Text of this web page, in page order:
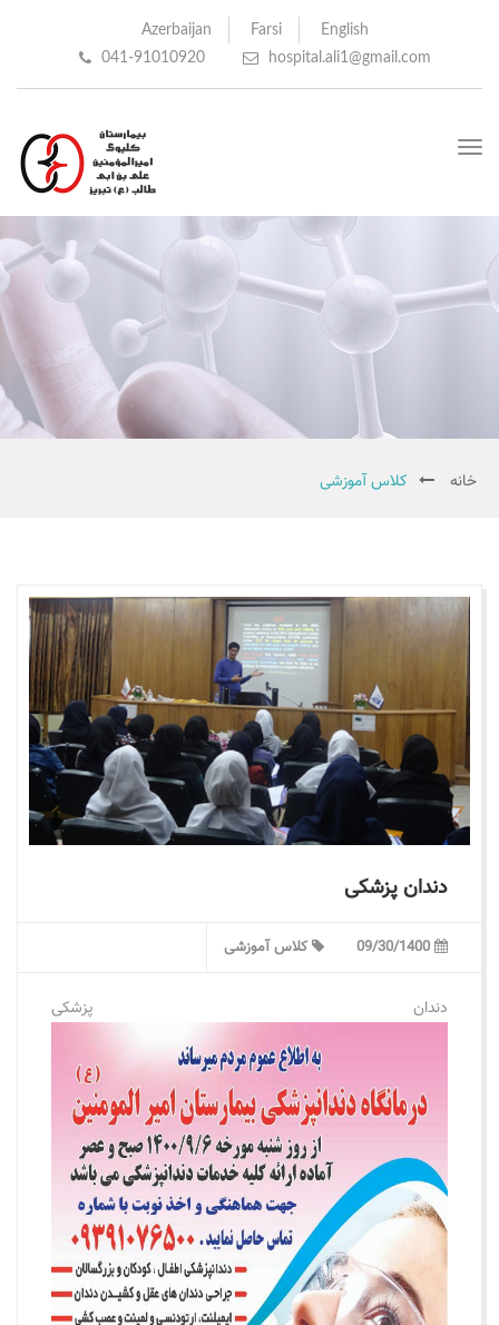
English
Farsi
Azerbaijan
hospital.ali1@gmail.com
041-91010920
Toggle
خانه کلاس آموزشی
دندان پزشکی
کلاس آموزشی
دندان پزشکی